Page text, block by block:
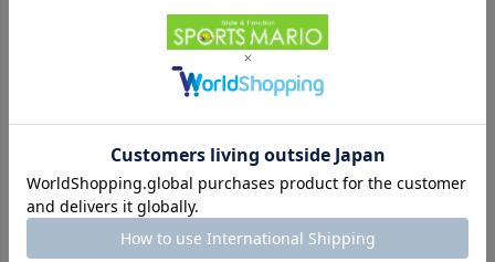
ナンガ エコパック ショルダー
バッグ 鞄 カジュアル バッグ 大
容量 タウンユース NANGA
ECOPAK UR SHOLDER BAG
在庫を見る
ナンガ エコパック ボディーバ
ッグ バッグ カジュアル 鞄 ボデ
ィバッグ ショルダーバッグ サ
ECOPAK UR BODY BAG
販売価格 ¥
在庫を見る